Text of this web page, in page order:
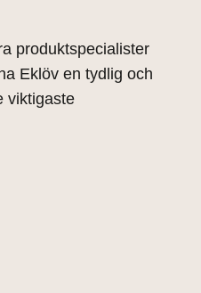
produktspecialister
Eklöv en tydlig och
viktigaste